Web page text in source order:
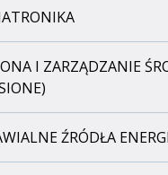
I ZARZĄDZANIE
ŹRÓDŁA